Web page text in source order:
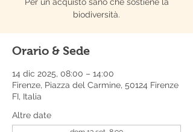
biodiversità.
Orario & Sede
14 dic 2025, 08:00 – 14:00
Firenze, Piazza del Carmine, 50124 Firenze
FI, Italia
Altre date